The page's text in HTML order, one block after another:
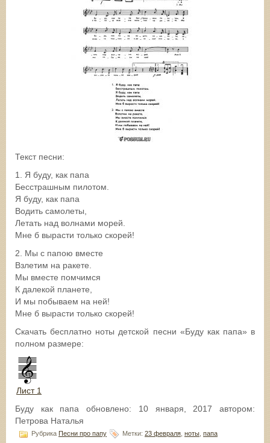
Текст песни:
1. Я буду, как папа
Бесстрашным пилотом.
Я буду, как папа
Водить самолеты,
Летать над волнами морей.
Мне б вырасти только скорей!
2. Мы с папою вместе
Взлетим на ракете.
Мы вместе помчимся
К далекой планете,
И мы побываем на ней!
Мне б вырасти только скорей!
Скачать бесплатно ноты детской песни «Буду как папа» в
полном размере:
Лист 1
Буду как папа обновлено: 10 января, 2017 автором:
Петрова Наталья
Рубрика Песни про папу Метки: 23 февраля ноты папа